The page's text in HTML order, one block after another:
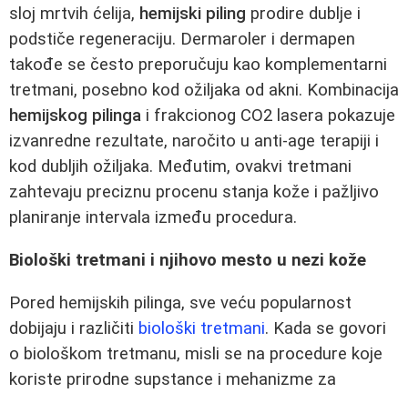
sloj mrtvih ćelija, hemijski piling prodire dublje i
podstiče regeneraciju. Dermaroler i dermapen
takođe se često preporučuju kao komplementarni
tretmani, posebno kod ožiljaka od akni. Kombinacija
hemijskog pilinga i frakcionog CO2 lasera pokazuje
izvanredne rezultate, naročito u anti-age terapiji i
kod dubljih ožiljaka. Međutim, ovakvi tretmani
zahtevaju preciznu procenu stanja kože i pažljivo
planiranje intervala između procedura.
Biološki tretmani i njihovo mesto u nezi kože
Pored hemijskih pilinga, sve veću popularnost
dobijaju i različiti biološki tretmani. Kada se govori
o biološkom tretmanu, misli se na procedure koje
koriste prirodne supstance i mehanizme za